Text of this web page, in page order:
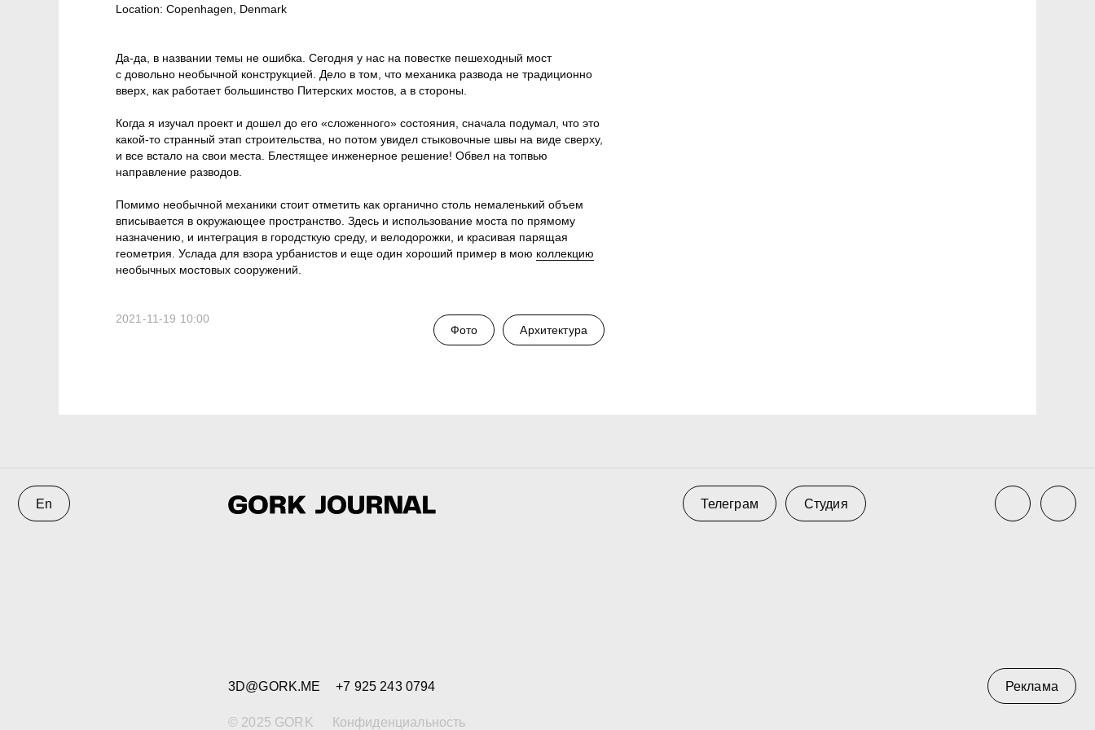
Location: Copenhagen, Denmark
Да-да, в названии темы не ошибка. Сегодня у нас на повестке пешеходный мост
с довольно необычной конструкцией. Дело в том, что механика развода не традиционно
вверх, как работает большинство Питерских мостов, а в стороны.
Когда я изучал проект и дошел до его «сложенного» состояния, сначала подумал, что это
какой-то странный этап строительства, но потом увидел стыковочные швы на виде сверху,
и все встало на свои места. Блестящее инженерное решение! Обвел на топвью
направление разводов.
Помимо необычной механики стоит отметить как органично столь немаленький объем
вписывается в окружающее пространство. Здесь и использование моста по прямому
назначению, и интеграция в городсткую среду, и велодорожки, и красивая парящая
геометрия. Услада для взора урбанистов и еще один хороший пример в мою коллекцию
необычных мостовых сооружений.
2021-11-19 10:00
Фото
Архитектура